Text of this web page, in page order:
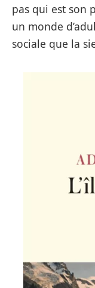
pas qui est son
un monde
sociale que la